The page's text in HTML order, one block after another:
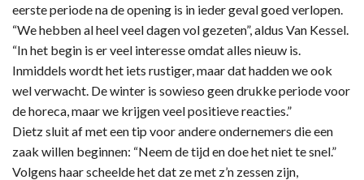
eerste periode na de opening is in ieder geval goed verlopen.
“We hebben al heel veel dagen vol gezeten”, aldus Van Kessel.
“In het begin is er veel interesse omdat alles nieuw is.
Inmiddels wordt het iets rustiger, maar dat hadden we ook
wel verwacht. De winter is sowieso geen drukke periode voor
de horeca, maar we krijgen veel positieve reacties.”
Dietz sluit af met een tip voor andere ondernemers die een
zaak willen beginnen: “Neem de tijd en doe het niet te snel.”
Volgens haar scheelde het dat ze met z’n zessen zijn,